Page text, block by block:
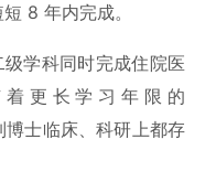
8 年内完成。
学科同时完成住院医
更长学习年限的
士临床、科研上都存